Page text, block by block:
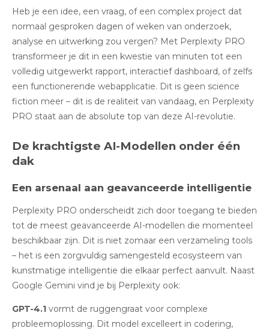
Heb je een idee, een vraag, of een complex project dat
normaal gesproken dagen of weken van onderzoek,
analyse en uitwerking zou vergen? Met Perplexity PRO
transformeer je dit in een kwestie van minuten tot een
volledig uitgewerkt rapport, interactief dashboard, of zelfs
een functionerende webapplicatie. Dit is geen science
fiction meer – dit is de realiteit van vandaag, en Perplexity
PRO staat aan de absolute top van deze AI-revolutie.
De krachtigste AI-Modellen onder één
dak
Een arsenaal aan geavanceerde intelligentie
Perplexity PRO onderscheidt zich door toegang te bieden
tot de meest geavanceerde AI-modellen die momenteel
beschikbaar zijn. Dit is niet zomaar een verzameling tools
– het is een zorgvuldig samengesteld ecosysteem van
kunstmatige intelligentie die elkaar perfect aanvult. Naast
Google Gemini vind je bij Perplexity ook:
GPT-4.1 vormt de ruggengraat voor complexe
probleemoplossing. Dit model excelleert in codering,